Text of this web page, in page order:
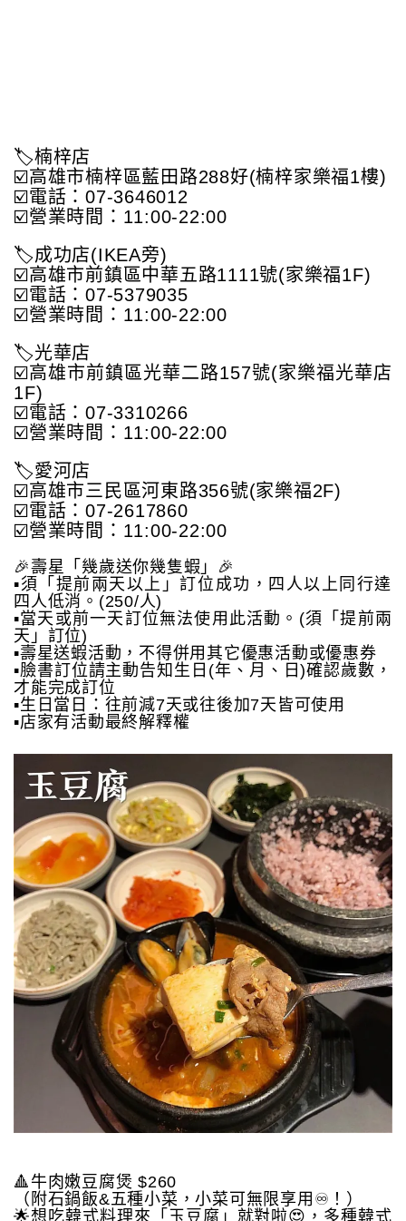
🏷️楠梓店
☑️高雄市楠梓區藍田路288好(楠梓家樂福1樓)
☑️電話：07-3646012
☑️營業時間：11:00-22:00
🏷️成功店(IKEA旁)
☑️高雄市前鎮區中華五路1111號(家樂福1F)
☑️電話：07-5379035
☑️營業時間：11:00-22:00
🏷️光華店
☑️高雄市前鎮區光華二路157號(家樂福光華店
1F)
☑️電話：07-3310266
☑️營業時間：11:00-22:00
🏷️愛河店
☑️高雄市三民區河東路356號(家樂福2F)
☑️電話：07-2617860
☑️營業時間：11:00-22:00
🎉壽星「幾歲送你幾隻蝦」🎉
▪️須「提前兩天以上」訂位成功，四人以上同行達
四人低消。(250/人)
▪️當天或前一天訂位無法使用此活動。(須「提前兩
天」訂位)
▪️壽星送蝦活動，不得併用其它優惠活動或優惠券
▪️臉書訂位請主動告知生日(年、月、日)確認歲數，
才能完成訂位
▪️生日當日：往前減7天或往後加7天皆可使用
▪️店家有活動最終解釋權
🔺牛肉嫩豆腐煲 $260
（附石鍋飯&五種小菜，小菜可無限享用♾！）
🌟想吃韓式料理來「玉豆腐」就對啦😍，多種韓式